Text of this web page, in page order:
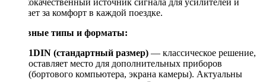
высококачественный источник сигнала для усилителей и
отвечает за комфорт в каждой поездке.
Основные типы и форматы:
1DIN (стандартный размер) — классическое решение,
оставляет место для дополнительных приборов
(бортового компьютера, экрана камеры). Актуальны